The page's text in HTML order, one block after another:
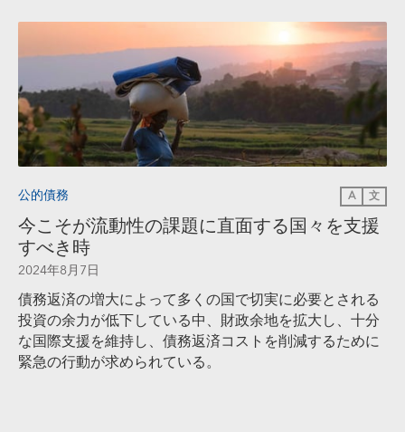
公的債務 A 文
今こそが流動性の課題に直面する国々を支援
すべき時
2024年8月7日
債務返済の増大によって多くの国で切実に必要とされる
投資の余力が低下している中、財政余地を拡大し、十分
な国際支援を維持し、債務返済コストを削減するために
緊急の行動が求められている。